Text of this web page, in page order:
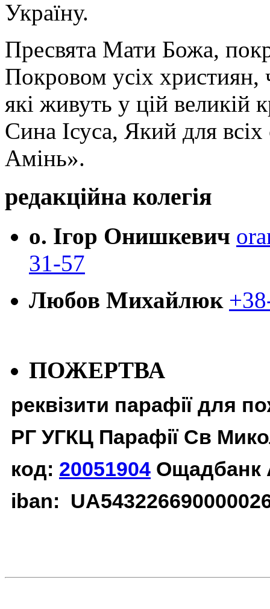
Україну.
Пресвята Мати Божа,
Покровом усіх християн,
які живуть у цій великій
Сина Ісуса, Який для
Амінь».
редакційна колегія
о. Ігор Онишкевич
31-57
Любов Михайлюк
ПОЖЕРТВА
реквізити парафії для
РГ УГКЦ Парафії Св
код: 20051904 Ощадбанк
iban: